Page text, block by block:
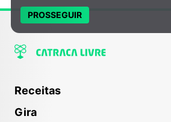
Receitas
Gira
PROSSEGUIR